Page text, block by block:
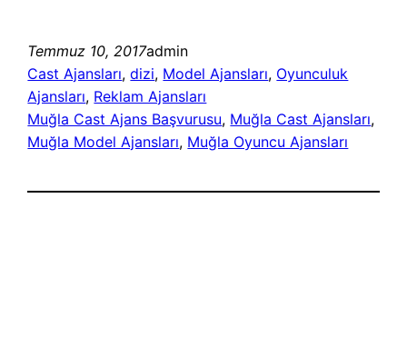
Temmuz 10, 2017admin
Cast Ajansları, dizi, Model Ajansları, Oyunculuk
Ajansları, Reklam Ajansları
Muğla Cast Ajans Başvurusu, Muğla Cast Ajansları
Muğla Model Ajansları, Muğla Oyuncu Ajansları